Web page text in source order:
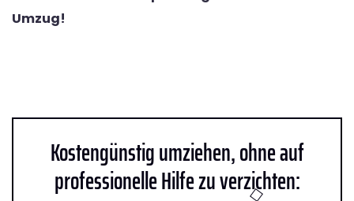
Umzug!
Kostengünstig umziehen, ohne auf
professionelle Hilfe zu verzichten: